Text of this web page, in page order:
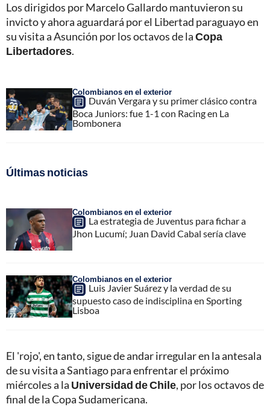
Los dirigidos por Marcelo Gallardo mantuvieron su
invicto y ahora aguardará por el Libertad paraguayo en
su visita a Asunción por los octavos de laCopa
Libertadores.
Colombianos en el exterior
Duván Vergara y su primer clásico contra
Boca Juniors: fue 1-1 con Racing en La
Bombonera
Últimas noticias
Colombianos en el exterior
La estrategia de Juventus para fichar a
Jhon Lucumí; Juan David Cabal sería clave
Colombianos en el exterior
Luis Javier Suárez y la verdad de su
supuesto caso de indisciplina en Sporting
Lisboa
El 'rojo', en tanto, sigue de andar irregular en la antesala
de su visita a Santiago para enfrentar el próximo
miércoles a la Universidad de Chile, por los octavos de
final de la Copa Sudamericana.